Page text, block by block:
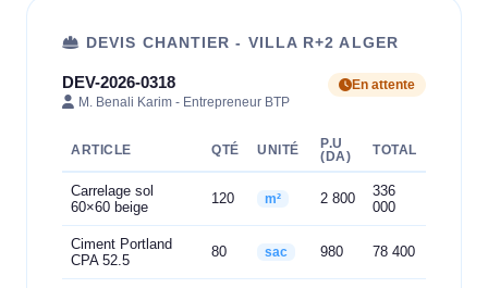
DEVIS CHANTIER - VILLA R+2 ALGER
DEV-2026-0318
M. Benali Karim - Entrepreneur BTP
En attente
ARTICLE QTÉ UNITÉ
P.U
(DA)
TOTAL
Carrelage sol
60×60 beige
120 m² 2 800
336
000
Ciment Portland
CPA 52.5
80 sac 980 78 400